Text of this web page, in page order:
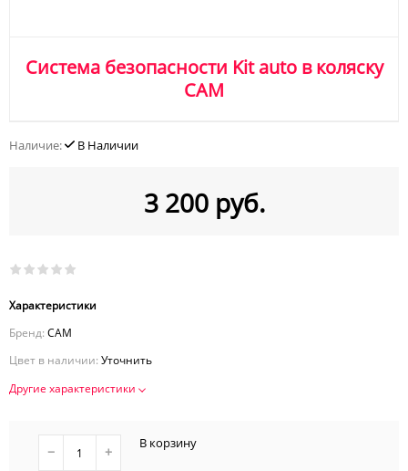
Система безопасности Kit auto в коляску
CAM
Наличие: В Наличии
3 200 руб.
Характеристики
Бренд: CAM
Цвет в наличии: Уточнить
Другие характеристики
− + В корзину